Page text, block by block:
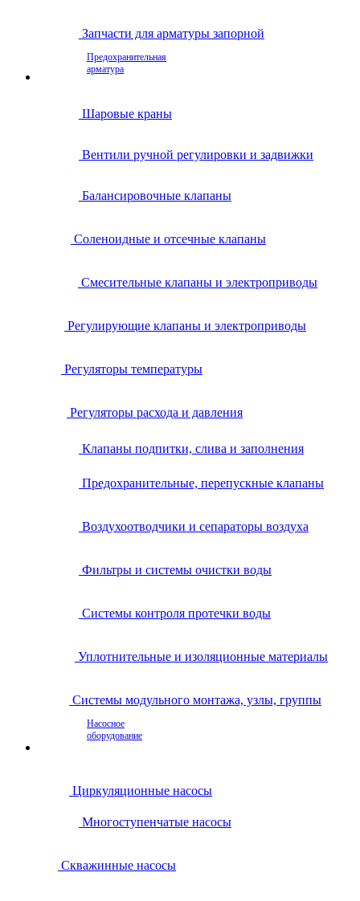
Запчасти для арматуры запорной
Предохранительная
арматура
Шаровые краны
Вентили ручной регулировки и задвижки
Балансировочные клапаны
Соленоидные и отсечные клапаны
Смесительные клапаны и электроприводы
Регулирующие клапаны и электроприводы
Регуляторы температуры
Регуляторы расхода и давления
Клапаны подпитки, слива и заполнения
Предохранительные, перепускные клапаны
Воздухоотводчики и сепараторы воздуха
Фильтры и системы очистки воды
Системы контроля протечки воды
Уплотнительные и изоляционные материалы
Системы модульного монтажа, узлы, группы
Насосное
оборудование
Циркуляционные насосы
Многоступенчатые насосы
Скважинные насосы